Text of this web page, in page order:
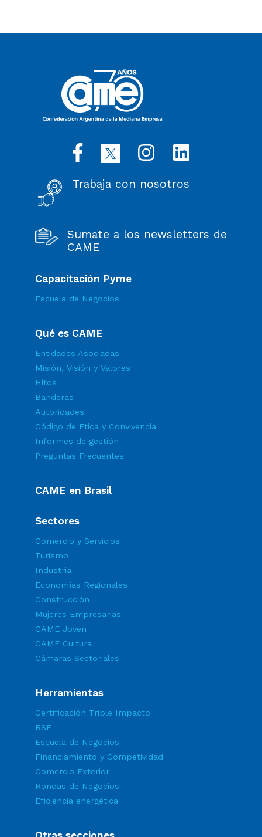
Trabaja con nosotros
Sumate a los newsletters de
CAME
Capacitación Pyme
Escuela de Negocios
Qué es CAME
Entidades Asociadas
Misión, Visión y Valores
Hitos
Banderas
Autoridades
Código de Ética y Convivencia
Informes de gestión
Preguntas Frecuentes
CAME en Brasil
Sectores
Comercio y Servicios
Turismo
Industria
Economías Regionales
Construcción
Mujeres Empresarias
CAME Joven
CAME Cultura
Cámaras Sectoriales
Herramientas
Certificación Triple Impacto
RSE
Escuela de Negocios
Financiamiento y Competividad
Comercio Exterior
Rondas de Negocios
Eficiencia energética